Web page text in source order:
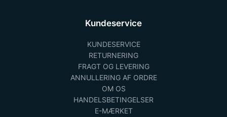
Kundeservice
KUNDESERVICE
RETURNERING
FRAGT OG LEVERING
ANNULLERING AF ORDRE
OM OS
HANDELSBETINGELSER
E-MÆRKET